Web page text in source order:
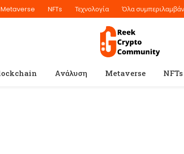
Metaverse NFTs Τεχνολογία Όλα
Ανάλυση Metaverse NFTs